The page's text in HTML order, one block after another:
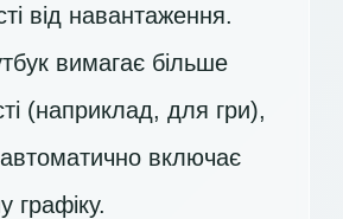
від навантаження.
вимагає більше
(наприклад, для гри),
включає
графіку.